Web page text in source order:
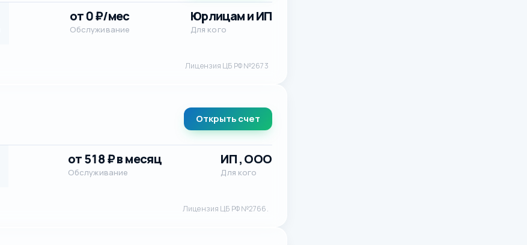
от 0 ₽/мес
Обслуживание
Юрлицам и ИП
Для кого
Лицензия ЦБ РФ №2673
Открыть счет
от 518 ₽ в месяц
Обслуживание
ИП , ООО
Для кого
Лицензия ЦБ РФ №2766.